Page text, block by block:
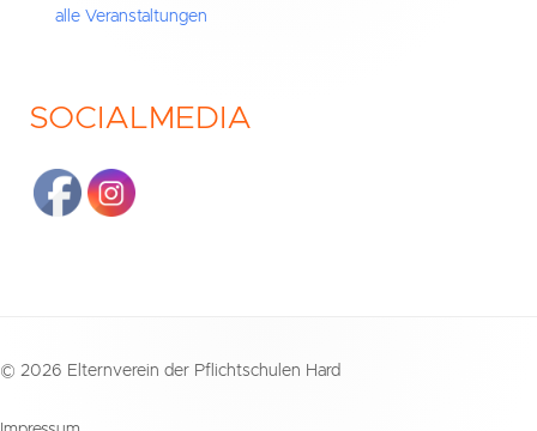
alle Veranstaltungen
SOCIALMEDIA
Inhalt
© 2026 Elternverein der Pflichtschulen Hard